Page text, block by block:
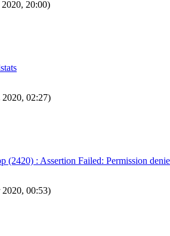
20:00)
02:27)
(2420) : Assertion Failed: Permission
2020, 00:53)